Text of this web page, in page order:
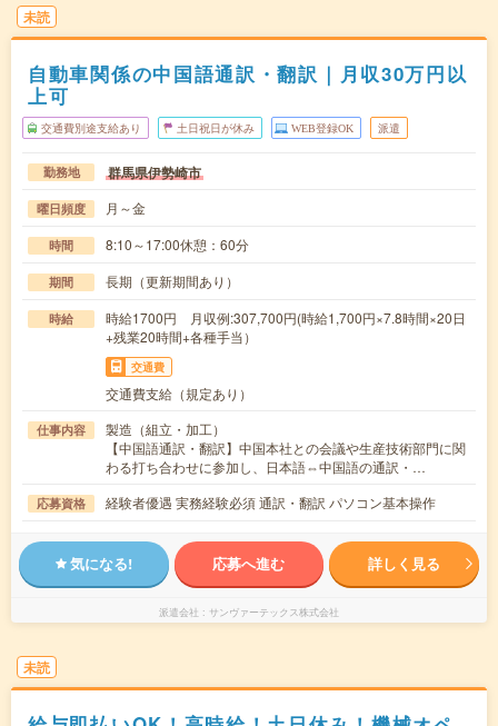
未読
自動車関係の中国語通訳・翻訳｜月収30万円以
上可
交通費別途支給あり 土日祝日が休み WEB登録OK 派遣
勤務地 群馬県伊勢崎市
曜日頻度 月～金
時間 8:10～17:00休憩：60分
期間 長期（更新期間あり）
時給
時給1700円 月収例:307,700円(時給1,700円×7.8時間×20日
+残業20時間+各種手当）
交通費
交通費支給（規定あり）
仕事内容
製造（組立・加工）
【中国語通訳・翻訳】中国本社との会議や生産技術部門に関
わる打ち合わせに参加し、日本語⇔中国語の通訳・…
応募資格 経験者優遇 実務経験必須 通訳・翻訳 パソコン基本操作
気になる! 応募へ進む 詳しく見る
派遣会社 サンヴァーテックス株式会社
未読